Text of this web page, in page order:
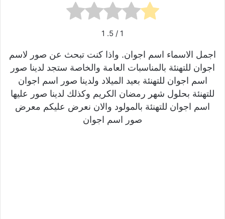
1
/ 5.
1
اجمل الاسماء اسم اجوان. واذا كنت تبحث عن صور لاسم
اجوان للتهنئة بالمناسبات العامة والخاصة ستجد لدينا صور
اسم اجوان للتهنئة بعيد الميلاد ولدينا صور اسم اجوان
للتهنئة بحلول شهر رمضان الكريم وكذلك لدينا صور عليها
اسم اجوان للتهنئة بالمولود والان نعرض عليكم معرض
صور اسم اجوان